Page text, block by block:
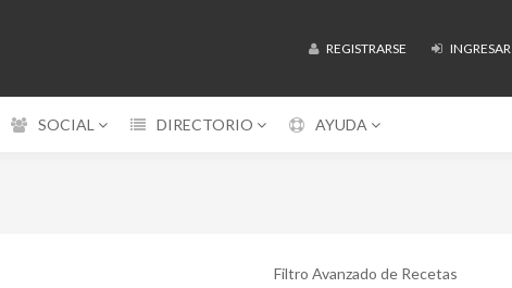
REGISTRARSE INGRESAR
SOCIAL DIRECTORIO AYUDA
Filtro Avanzado de Recetas